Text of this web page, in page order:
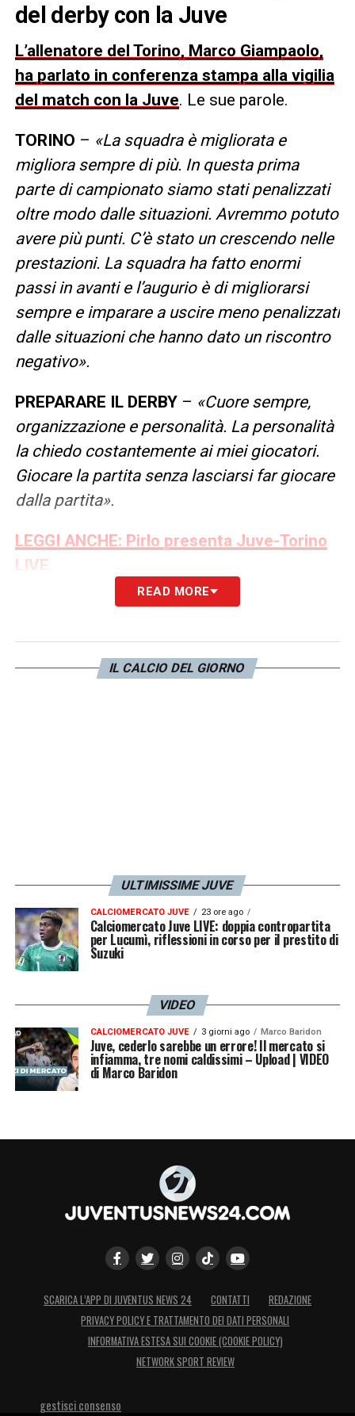
del derby con la Juve
L’allenatore del Torino, Marco Giampaolo,
ha parlato in conferenza stampa alla vigilia
del match con la Juve. Le sue parole.
TORINO – «La squadra è migliorata e
migliora sempre di più. In questa prima
parte di campionato siamo stati penalizzati
oltre modo dalle situazioni. Avremmo potuto
avere più punti. C’è stato un crescendo nelle
prestazioni. La squadra ha fatto enormi
passi in avanti e l’augurio è di migliorarsi
sempre e imparare a uscire meno penalizzati
dalle situazioni che hanno dato un riscontro
negativo».
PREPARARE IL DERBY– «Cuore sempre,
organizzazione e personalità. La personalità
la chiedo costantemente ai miei giocatori.
Giocare la partita senza lasciarsi far giocare
dalla partita».
LEGGI ANCHE: Pirlo presenta Juve-Torino
LIVE
READ MORE
IL CALCIO DEL GIORNO
ULTIMISSIME JUVE
CALCIOMERCATO JUVE 23 ore ago
Calciomercato Juve LIVE: doppia contropartita
per Lucumì, riflessioni in corso per il prestito di
Suzuki
VIDEO
CALCIOMERCATO JUVE 3 giorni ago Marco Baridon
Juve, cederlo sarebbe un errore! Il mercato si
infiamma, tre nomi caldissimi – Upload | VIDEO
di Marco Baridon
SCARICA L’APP DI JUVENTUS NEWS 24 CONTATTI
REDAZIONE
PRIVACY POLICY E TRATTAMENTO DEI DATI PERSONALI
INFORMATIVA ESTESA SUI COOKIE (COOKIE POLICY)
NETWORK SPORT REVIEW
gestisci consenso